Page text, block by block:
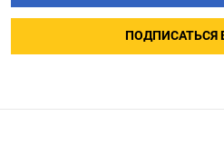
ПОДПИСАТЬСЯ В